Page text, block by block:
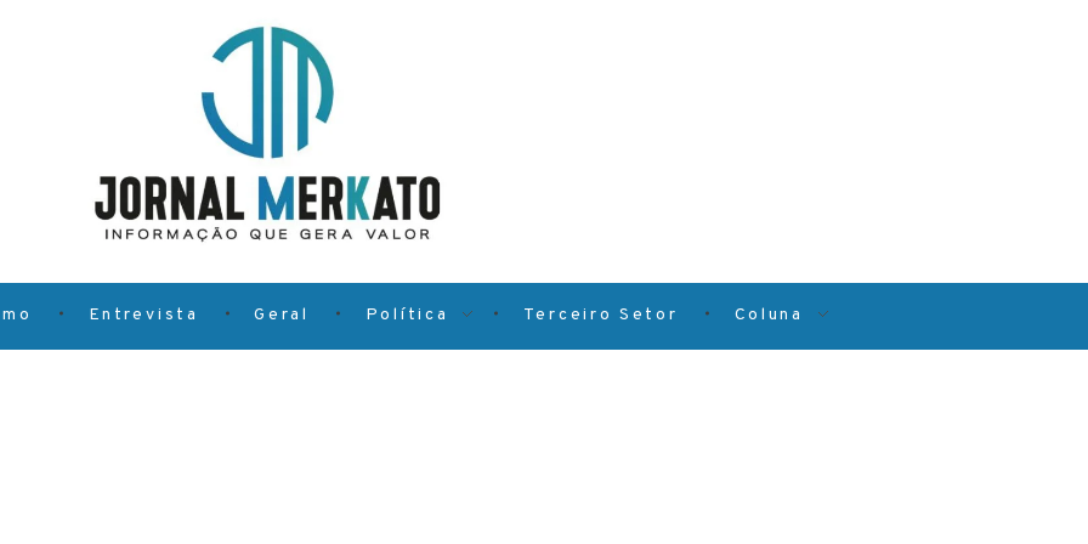
Entrevista Geral Política Terceiro Setor Coluna